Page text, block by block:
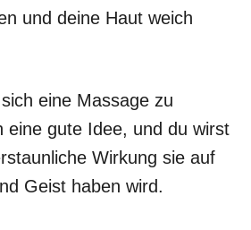
und deine Haut weich
eine Massage zu
eine gute Idee, und du wirst
Wirkung sie auf
Geist haben wird.